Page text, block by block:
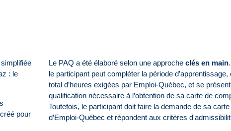
: le
pour
Le PAQ a été élaboré selon une approche clés en main
le participant peut compléter la période d’apprentissage,
total d’heures exigées par Emploi-Québec, et se
qualification nécessaire à l’obtention de sa carte de
Toutefois, le participant doit faire la demande de sa carte
d’Emploi-Québec et répondent aux critères